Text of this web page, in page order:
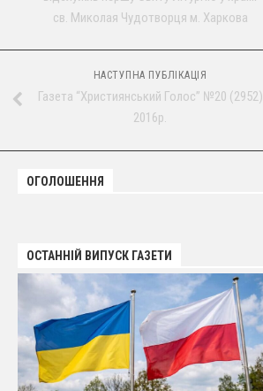
св. Миколая Чудотворця м. Харкова
НАСТУПНА ПУБЛІКАЦІЯ
Газета “Християнський Голос” №20 (2952)
2016р.
ОГОЛОШЕННЯ
ОСТАННІЙ ВИПУСК ГАЗЕТИ